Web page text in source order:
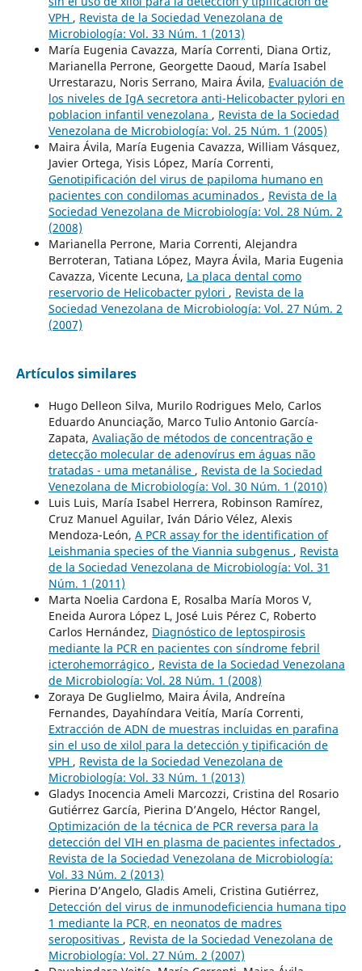
VPH , Revista de la Sociedad Venezolana de
Microbiología: Vol. 33 Núm. 1 (2013)
María Eugenia Cavazza, María Correnti, Diana Ortiz,
Marianella Perrone, Georgette Daoud, María Isabel
Urrestarazu, Noris Serrano, Maira Ávila, Evaluación de
los niveles de IgA secretora anti-Helicobacter pylori en
poblacion infantil venezolana , Revista de la Sociedad
Venezolana de Microbiología: Vol. 25 Núm. 1 (2005)
Maira Ávila, María Eugenia Cavazza, William Vásquez,
Javier Ortega, Yisis López, María Correnti,
Genotipificación del virus de papiloma humano en
pacientes con condilomas acuminados , Revista de la
Sociedad Venezolana de Microbiología: Vol. 28 Núm. 2
(2008)
Marianella Perrone, Maria Correnti, Alejandra
Berroteran, Tatiana López, Mayra Ávila, Maria Eugenia
Cavazza, Vicente Lecuna, La placa dental como
reservorio de Helicobacter pylori , Revista de la
Sociedad Venezolana de Microbiología: Vol. 27 Núm. 2
(2007)
Artículos similares
Hugo Delleon Silva, Murilo Rodrigues Melo, Carlos
Eduardo Anunciação, Marco Tulio Antonio García-
Zapata, Avaliação de métodos de concentração e
detecção molecular de adenovírus em águas não
tratadas - uma metanálise , Revista de la Sociedad
Venezolana de Microbiología: Vol. 30 Núm. 1 (2010)
Luis Luis, María Isabel Herrera, Robinson Ramírez,
Cruz Manuel Aguilar, Iván Dário Vélez, Alexis
Mendoza-León, A PCR assay for the identification of
Leishmania species of the Viannia subgenus , Revista
de la Sociedad Venezolana de Microbiología: Vol. 31
Núm. 1 (2011)
Marta Noelia Cardona E, Rosalba María Moros V,
Eneida Aurora López L, José Luis Pérez C, Roberto
Carlos Hernández, Diagnóstico de leptospirosis
mediante la PCR en pacientes con síndrome febril
icterohemorrágico , Revista de la Sociedad Venezolana
de Microbiología: Vol. 28 Núm. 1 (2008)
Zoraya De Guglielmo, Maira Ávila, Andreína
Fernandes, Dayahíndara Veitía, María Correnti,
Extracción de ADN de muestras incluidas en parafina
sin el uso de xilol para la detección y tipificación de
VPH , Revista de la Sociedad Venezolana de
Microbiología: Vol. 33 Núm. 1 (2013)
Gladys Inocencia Ameli Marcozzi, Cristina del Rosario
Gutiérrez García, Pierina D’Angelo, Héctor Rangel,
Optimización de la técnica de PCR reversa para la
detección del VIH en plasma de pacientes infectados ,
Revista de la Sociedad Venezolana de Microbiología:
Vol. 33 Núm. 2 (2013)
Pierina D’Angelo, Gladis Ameli, Cristina Gutiérrez,
Detección del virus de inmunodeficiencia humana tipo
1 mediante la PCR, en neonatos de madres
seropositivas , Revista de la Sociedad Venezolana de
Microbiología: Vol. 27 Núm. 2 (2007)